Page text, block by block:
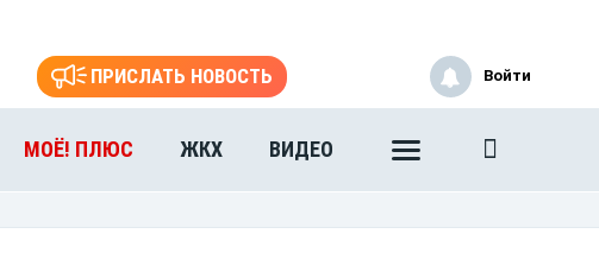
ПРИСЛАТЬ НОВОСТЬ
МОЁ! ПЛЮС ЖКХ ВИДЕО
Войти